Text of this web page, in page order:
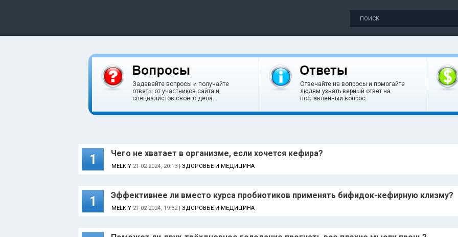
Задавайте вопросы и получайте
ответы от участников сайта и
специалистов своего дела.
Отвечайте на вопросы и помогайте
людям узнать верный ответ на
поставленный вопрос.
1 Чего не хватает в организме, если хочется кефира?
MELKIY 21-02-2024, 20:13 | ЗДОРОВЬЕ И МЕДИЦИНА
1 Эффективнее ли вместо курса пробиотиков применять бифидок-кефирную клизму?
MELKIY 21-02-2024, 19:32 | ЗДОРОВЬЕ И МЕДИЦИНА